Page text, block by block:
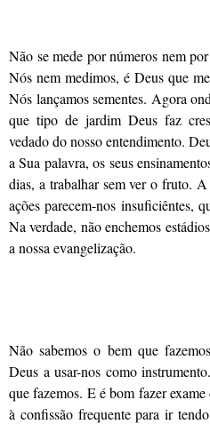
Não se mede por números nem
Nós nem medimos, é Deus que
Nós lançamos sementes. Agora
que tipo de jardim Deus faz
vedado do nosso entendimento.
a Sua palavra, os seus
dias, a trabalhar sem ver o fruto. A
ações parecem-nos insuficiêntes,
Na verdade, não enchemos
a nossa evangelização.
Não sabemos o bem que
Deus a usar-nos como
que fazemos. E é bom fazer
à confissão frequente para ir